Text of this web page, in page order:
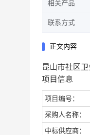
相关产品
联系方式
正文内容
昆山市社区
项目信息
项目编号：
采购人名称：
中标供应商：